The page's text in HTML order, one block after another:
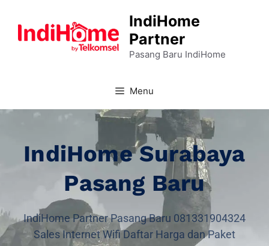
IndiHome
Partner
Pasang Baru IndiHome
Menu
IndiHome Surabaya
Pasang Baru
IndiHome Partner Pasang Baru 081331904324
Sales Internet Wifi Daftar Harga dan Paket